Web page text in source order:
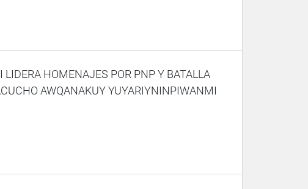
HOMENAJES POR PNP Y BATALLA
AWQANAKUY YUYARIYNINPIWANMI